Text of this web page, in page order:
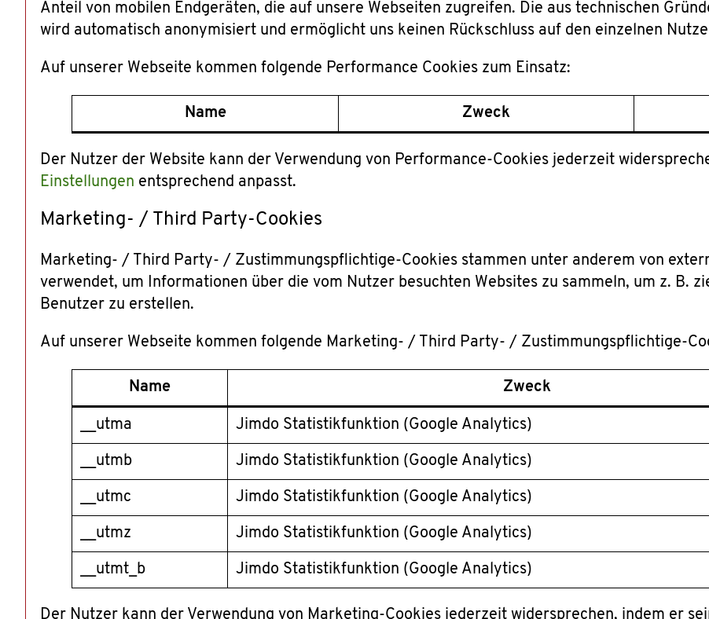
Anteil von mobilen Endgeräten, die auf unsere Webseiten zugreifen. Die aus technischen
wird automatisch anonymisiert und ermöglicht uns keinen Rückschluss auf den einzelnen
Auf unserer Webseite kommen folgende Performance Cookies zum Einsatz:
Name Zweck
Der Nutzer der Website kann der Verwendung von Performance-Cookies jederzeit
Einstellungen entsprechend anpasst.
Marketing- / Third Party-Cookies
Marketing- / Third Party- / Zustimmungspflichtige-Cookies stammen unter anderem von
verwendet, um Informationen über die vom Nutzer besuchten Websites zu sammeln, um z. B.
Benutzer zu erstellen.
Auf unserer Webseite kommen folgende Marketing- / Third Party- / Zustimmungspflichtige-
Name Zweck
__utma Jimdo Statistikfunktion (Google Analytics)
__utmb Jimdo Statistikfunktion (Google Analytics)
__utmc Jimdo Statistikfunktion (Google Analytics)
__utmz Jimdo Statistikfunktion (Google Analytics)
__utmt_b Jimdo Statistikfunktion (Google Analytics)
Der Nutzer kann der Verwendung von Marketing-Cookies jederzeit widersprechen, indem er